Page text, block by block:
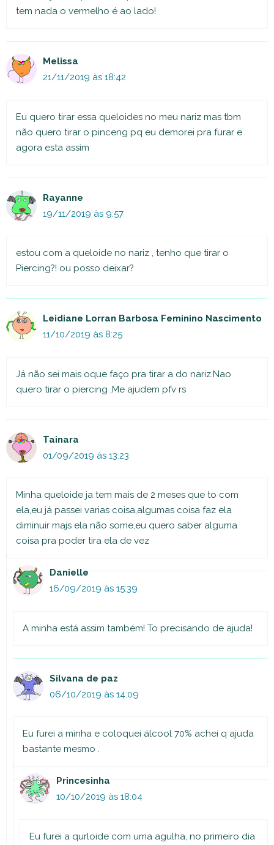
tem nada o vermelho é ao lado!
Melissa
21/11/2019 às 18:42
Eu quero tirar essa queloides no meu nariz mas tbm
não quero tirar o pinceng pq eu demorei pra furar e
agora esta assim
Rayanne
19/11/2019 às 9:57
estou com a queloide no nariz , tenho que tirar o
Piercing?! ou posso deixar?
Leidiane Lorran Barbosa Feminino Nascimento
11/10/2019 às 8:25
Já não sei mais oque faço pra tirar a do nariz.Nao
quero tirar o piercing ,Me ajudem pfv rs
Tainara
01/09/2019 às 13:23
Minha queloide ja tem mais de 2 meses que to com
ela,eu já passei varias coisa,algumas coisa faz ela
diminuir majs ela não some,eu quero saber alguma
coisa pra poder tira ela de vez
Danielle
16/09/2019 às 15:39
A minha está assim também! To precisando de ajuda!
Silvana de paz
06/10/2019 às 14:09
Eu furei a minha e coloquei álcool 70% achei q ajuda
bastante mesmo .
Princesinha
10/10/2019 às 18:04
Eu furei a qurloide com uma agulha, no primeiro dia